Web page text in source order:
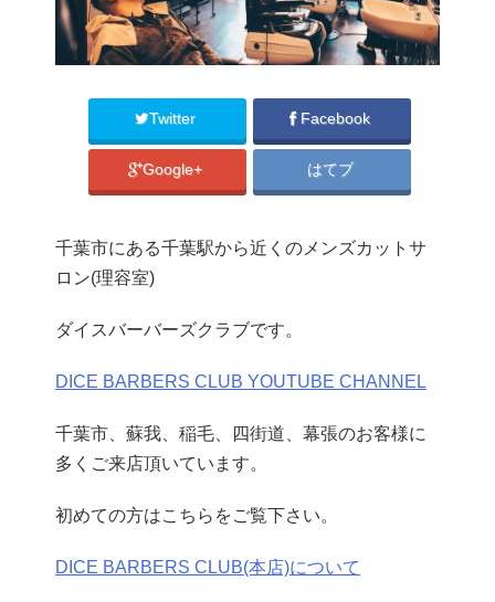
Twitter Facebook
Google+ はてブ
千葉市にある千葉駅から近くのメンズカットサ
ロン(理容室)
ダイスバーバーズクラブです。
DICE BARBERS CLUB YOUTUBE CHANNEL
千葉市、蘇我、稲毛、四街道、幕張のお客様に
多くご来店頂いています。
初めての方はこちらをご覧下さい。
DICE BARBERS CLUB(本店)について